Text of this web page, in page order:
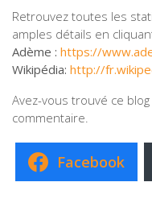
Retrouvez toutes les
amples détails en
Adème : https://
Wikipédia: http://
Avez-vous trouvé ce
commentaire.
Facebook